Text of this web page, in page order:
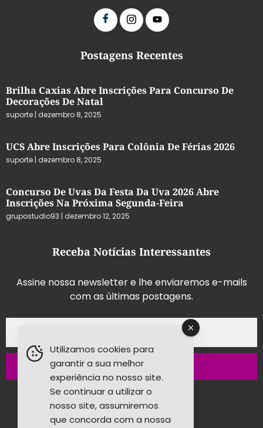
Postagens Recentes
Brilha Caxias Abre Inscrições Para Concurso De
Decorações De Natal
suporte dezembro 8, 2025
UCS Abre Inscrições Para Colônia De Férias 2026
suporte dezembro 8, 2025
Concurso De Uvas Da Festa Da Uva 2026 Abre
Inscrições Na Próxima Segunda-Feira
grupostudio93 dezembro 12, 2025
Receba Notícias Interessantes
Assine nossa newsletter e lhe enviaremos e-mails
com as últimas postagens.
Inscrever-se
Utilizamos cookies para
garantir a sua melhor
experiência no nosso site.
Se continuar a utilizar o
nosso site, assumiremos
que concorda com a nossa